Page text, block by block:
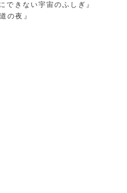
きない宇宙のふしぎ』
の夜』